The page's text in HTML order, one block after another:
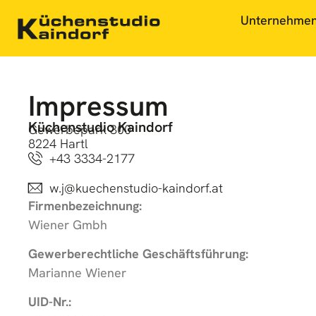
Impressum
Küchenstudio Kaindorf
Gewerbepark 300
8224 Hartl
+43 3334-2177
w.j@kuechenstudio-kaindorf.at
Firmenbezeichnung:
Wiener Gmbh
Gewerberechtliche Geschäftsführung:
Marianne Wiener
UID-Nr.: